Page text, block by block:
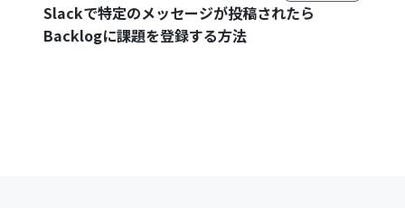
Slackで特定のメッセージが投稿されたら
Backlogに課題を登録する方法